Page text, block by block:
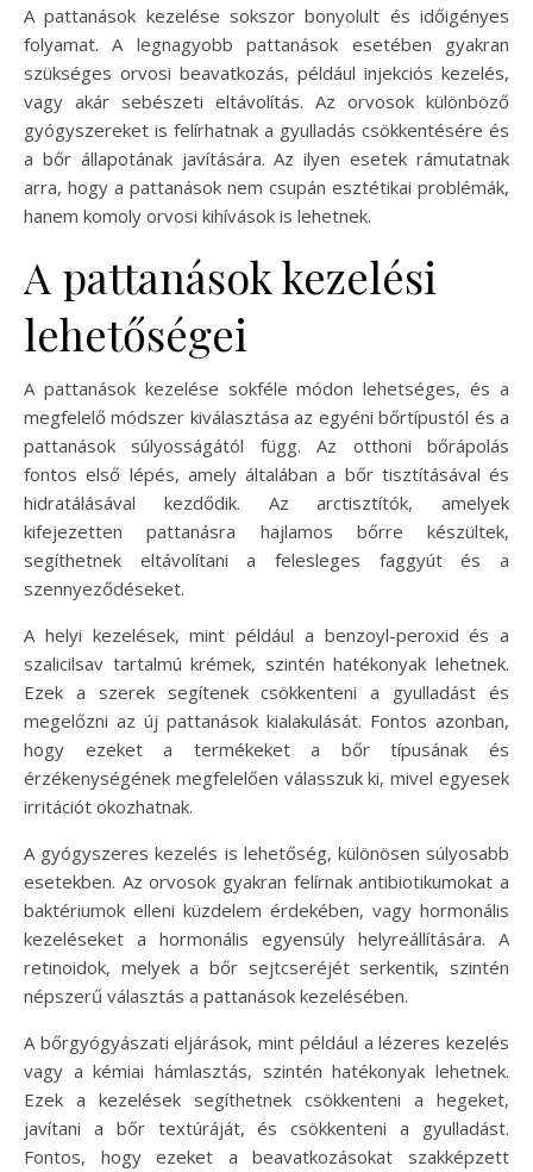
A pattanások kezelése sokszor bonyolult és időigényes
folyamat. A legnagyobb pattanások esetében gyakran
szükséges orvosi beavatkozás, például injekciós kezelés,
vagy akár sebészeti eltávolítás. Az orvosok különböző
gyógyszereket is felírhatnak a gyulladás csökkentésére és
a bőr állapotának javítására. Az ilyen esetek rámutatnak
arra, hogy a pattanások nem csupán esztétikai problémák,
hanem komoly orvosi kihívások is lehetnek.
A pattanások kezelési
lehetőségei
A pattanások kezelése sokféle módon lehetséges, és a
megfelelő módszer kiválasztása az egyéni bőrtípustól és a
pattanások súlyosságától függ. Az otthoni bőrápolás
fontos első lépés, amely általában a bőr tisztításával és
hidratálásával kezdődik. Az arctisztítók, amelyek
kifejezetten pattanásra hajlamos bőrre készültek,
segíthetnek eltávolítani a felesleges faggyút és a
szennyeződéseket.
A helyi kezelések, mint például a benzoyl-peroxid és a
szalicilsav tartalmú krémek, szintén hatékonyak lehetnek.
Ezek a szerek segítenek csökkenteni a gyulladást és
megelőzni az új pattanások kialakulását. Fontos azonban,
hogy ezeket a termékeket a bőr típusának és
érzékenységének megfelelően válasszuk ki, mivel egyesek
irritációt okozhatnak.
A gyógyszeres kezelés is lehetőség, különösen súlyosabb
esetekben. Az orvosok gyakran felírnak antibiotikumokat a
baktériumok elleni küzdelem érdekében, vagy hormonális
kezeléseket a hormonális egyensúly helyreállítására. A
retinoidok, melyek a bőr sejtcseréjét serkentik, szintén
népszerű választás a pattanások kezelésében.
A bőrgyógyászati eljárások, mint például a lézeres kezelés
vagy a kémiai hámlasztás, szintén hatékonyak lehetnek.
Ezek a kezelések segíthetnek csökkenteni a hegeket,
javítani a bőr textúráját, és csökkenteni a gyulladást.
Fontos, hogy ezeket a beavatkozásokat szakképzett